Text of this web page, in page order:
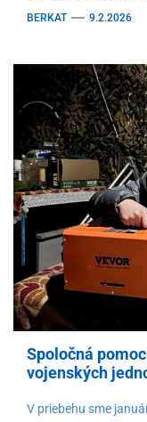
BERKAT 9.2.2026
Spoločná
vojenských
V priebehu sme